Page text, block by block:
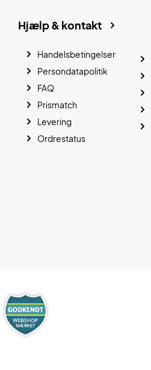
Hjælp & kontakt
Handelsbetingelser
Persondatapolitik
FAQ
Prismatch
Levering
Ordrestatus